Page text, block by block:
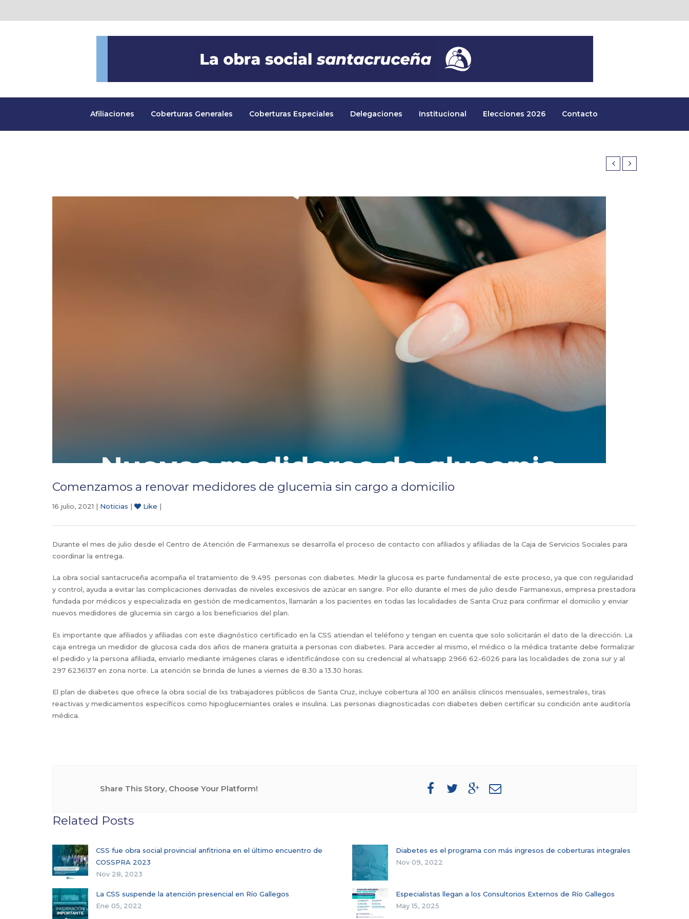
Afiliaciones Coberturas Generales Coberturas Especiales Delegaciones Institucional Elecciones 2026 Contacto
Comenzamos a renovar medidores de glucemia sin cargo a domicilio
16 julio, 2021 | Noticias | Like |
Durante el mes de julio desde el Centro de Atención de Farmanexus se desarrolla el proceso de contacto con afiliados y afiliadas de la Caja de Servicios Sociales para
coordinar la entrega.
La obra social santacruceña acompaña el tratamiento de 9.495 personas con diabetes. Medir la glucosa es parte fundamental de este proceso, ya que con regularidad
y control, ayuda a evitar las complicaciones derivadas de niveles excesivos de azúcar en sangre. Por ello durante el mes de julio desde Farmanexus, empresa prestadora
fundada por médicos y especializada en gestión de medicamentos, llamarán a los pacientes en todas las localidades de Santa Cruz para confirmar el domicilio y enviar
nuevos medidores de glucemia sin cargo a los beneficiarios del plan.
Es importante que afiliados y afiliadas con este diagnóstico certificado en la CSS atiendan el teléfono y tengan en cuenta que solo solicitarán el dato de la dirección. La
caja entrega un medidor de glucosa cada dos años de manera gratuita a personas con diabetes. Para acceder al mismo, el médico o la médica tratante debe formalizar
el pedido y la persona afiliada, enviarlo mediante imágenes claras e identificándose con su credencial al whatsapp 2966 62-6026 para las localidades de zona sur y al
297 6236137 en zona norte. La atención se brinda de lunes a viernes de 8.30 a 13.30 horas.
El plan de diabetes que ofrece la obra social de lxs trabajadores públicos de Santa Cruz, incluye cobertura al 100 en análisis clínicos mensuales, semestrales, tiras
reactivas y medicamentos específicos como hipoglucemiantes orales e insulina. Las personas diagnosticadas con diabetes deben certificar su condición ante auditoría
médica.
Share This Story, Choose Your Platform!
Related Posts
CSS fue obra social provincial anfitriona en el último encuentro de
COSSPRA 2023
Nov 28, 2023
Diabetes es el programa con más ingresos de coberturas integrales
Nov 09, 2022
La CSS suspende la atención presencial en Río Gallegos
Ene 05, 2022
Especialistas llegan a los Consultorios Externos de Río Gallegos
May 15, 2025